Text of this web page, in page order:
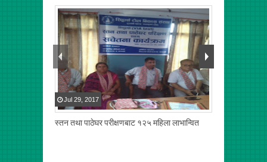
स्तन तथा पाठेघर परीक्षणबाट १२५ महिला लाभान्वित
Jul 29 2017